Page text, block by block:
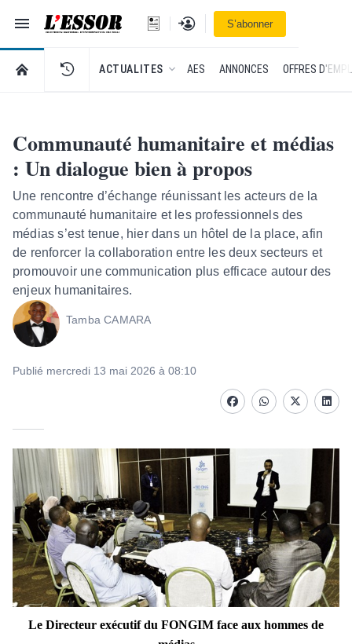
Navigation
L'Essor - retour à la une
Se connecterS’abonner
RETOUR À LA PAGE D’ACCUEIL DE L'ESSOR
ACTUALITES AES ANNONCES OFFRES
Communauté humanitaire et médias
: Un dialogue bien à propos
Une rencontre d’échange réunissant les acteurs de la
communauté humanitaire et les professionnels des
médias s’est tenue, hier dans un hôtel de la place, afin
de renforcer la collaboration entre les deux secteurs et
promouvoir une communication plus efficace autour des
enjeux humanitaires.
Tamba CAMARA
Publié mercredi 13 mai 2026 à 08:10
FacebookwhatsappTwitter
Le Directeur exécutif du FONGIM face aux hommes de